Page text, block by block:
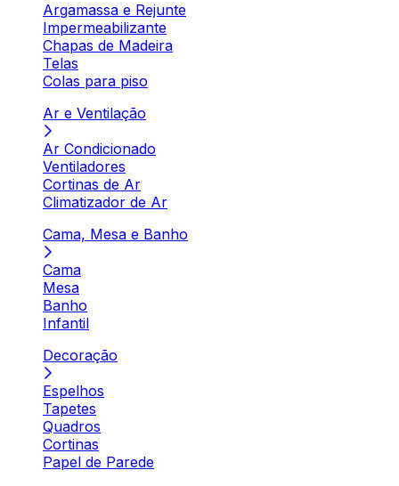
Argamassa e Rejunte
Impermeabilizante
Chapas de Madeira
Telas
Colas para piso
Ar e Ventilação
Ar Condicionado
Ventiladores
Cortinas de Ar
Climatizador de Ar
Cama, Mesa e Banho
Cama
Mesa
Banho
Infantil
Decoração
Espelhos
Tapetes
Quadros
Cortinas
Papel de Parede